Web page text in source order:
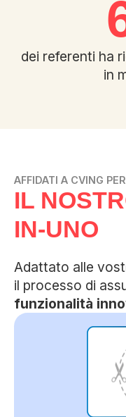
dei referenti ha
in
AFFIDATI A CVING
IL
IN-UNO
Adattato alle
il processo di
funzionalità